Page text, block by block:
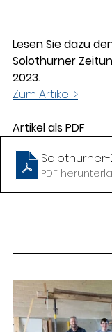
Lesen Sie dazu
Solothurner
2023.
Zum Artikel >
Artikel als PDF
Solothurner-
PDF